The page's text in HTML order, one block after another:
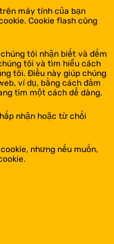
máy tính của bạn
Cookie flash cũng
tôi nhận biết và đếm
tôi và tìm hiểu cách
tôi. Điều này giúp chúng
ví dụ, bằng cách đảm
tìm một cách dễ dàng.
nhận hoặc từ chối
nhưng nếu muốn,